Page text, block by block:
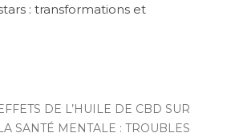
: transformations et
DE L’HUILE DE CBD SUR
SANTÉ MENTALE : TROUBLES